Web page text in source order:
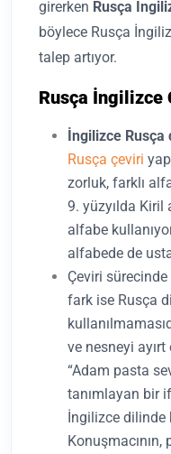
girerken Rusça
böylece Rusça
talep artıyor.
Rusça İngilizce
İngilizce Rusça
Rusça çeviri
zorluk, farklı
9. yüzyılda
alfabe
alfabede de
Çeviri
fark ise Rusça
ve nesneyi ayırt
“Adam pasta
tanımlayan bir
İngilizce dilinde
Konuşmacının,